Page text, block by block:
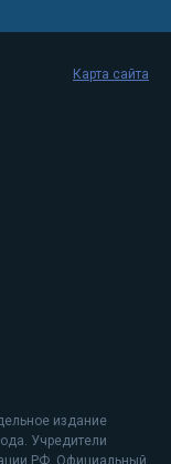
издание
Учредители
РФ. Официальный
Карта сайта